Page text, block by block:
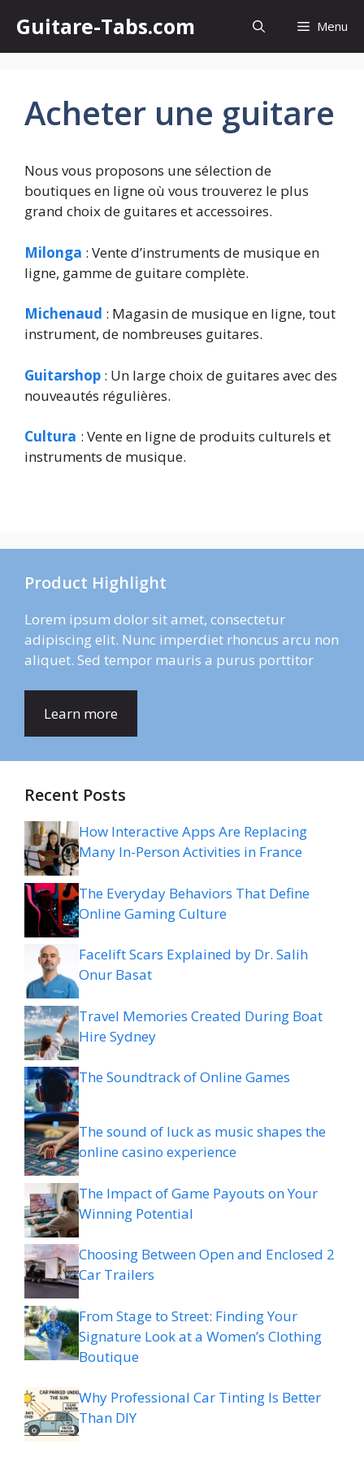
content
Guitare-Tabs.com Menu
Acheter une guitare
Nous vous proposons une sélection de
boutiques en ligne où vous trouverez le plus
grand choix de guitares et accessoires.
Milonga : Vente d’instruments de musique en
ligne, gamme de guitare complète.
Michenaud : Magasin de musique en ligne, tout
instrument, de nombreuses guitares.
Guitarshop : Un large choix de guitares avec des
nouveautés régulières.
Cultura : Vente en ligne de produits culturels et
instruments de musique.
Product Highlight
Lorem ipsum dolor sit amet, consectetur
adipiscing elit. Nunc imperdiet rhoncus arcu non
aliquet. Sed tempor mauris a purus porttitor
Learn more
Recent Posts
How Interactive Apps Are Replacing
Many In-Person Activities in France
The Everyday Behaviors That Define
Online Gaming Culture
Facelift Scars Explained by Dr. Salih
Onur Basat
Travel Memories Created During Boat
Hire Sydney
The Soundtrack of Online Games
The sound of luck as music shapes the
online casino experience
The Impact of Game Payouts on Your
Winning Potential
Choosing Between Open and Enclosed 2
Car Trailers
From Stage to Street: Finding Your
Signature Look at a Women’s Clothing
Boutique
Why Professional Car Tinting Is Better
Than DIY